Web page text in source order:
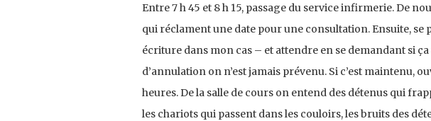
Entre 7 h 45 et 8 h 15, passage du service infirmerie. De
qui réclament une date pour une consultation. Ensuite,
écriture dans mon cas – et attendre en se demandant si ça
d’annulation on n’est jamais prévenu. Si c’est maintenu,
heures. De la salle de cours on entend des détenus qui
les chariots qui passent dans les couloirs, les bruits des